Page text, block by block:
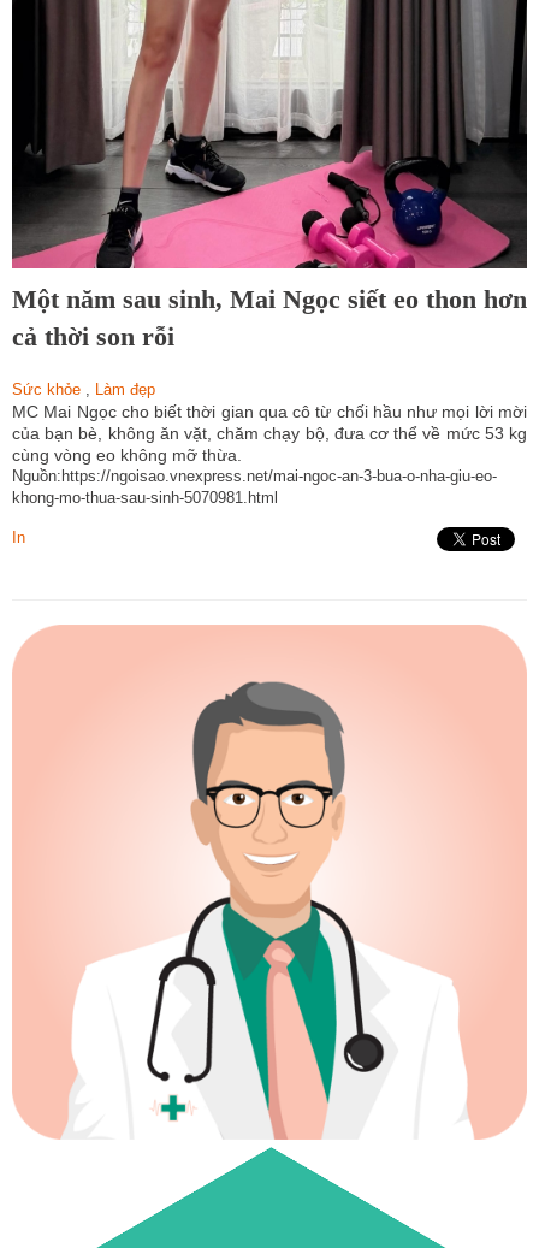
Một năm sau sinh, Mai Ngọc siết eo thon hơn
cả thời son rỗi
Sức khỏe Làm đẹp
MC Mai Ngọc cho biết thời gian qua cô từ chối hầu như mọi lời mời
của bạn bè, không ăn vặt, chăm chạy bộ, đưa cơ thể về mức 53 kg
cùng vòng eo không mỡ thừa. ​​​
Nguồn:https://ngoisao.vnexpress.net/mai-ngoc-an-3-bua-o-nha-giu-eo-
khong-mo-thua-sau-sinh-5070981.html
In